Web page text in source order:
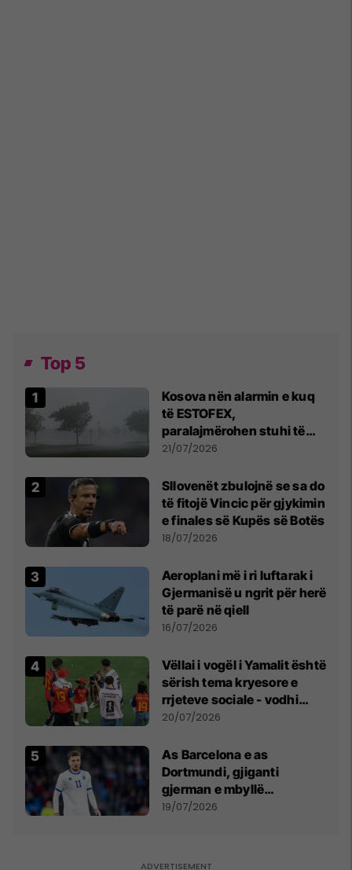
Top 5
Kosova nën alarmin e kuq
të ESTOFEX,
paralajmërohen stuhi të
fuqishme me breshër dhe
21/07/2026
Sllovenët zbulojnë se sa do
të fitojë Vincic për gjykimin
e finales së Kupës së Botës
18/07/2026
Aeroplani më i ri luftarak i
Gjermanisë u ngrit për herë
të parë në qiell
16/07/2026
Vëllai i vogël i Yamalit është
sërish tema kryesore e
rrjeteve sociale - vodhi
vëmendjen pas finales së
20/07/2026
As Barcelona e as
Dortmundi, gjiganti
gjerman e mbyllë
marrëveshjen për Fisnik
19/07/2026